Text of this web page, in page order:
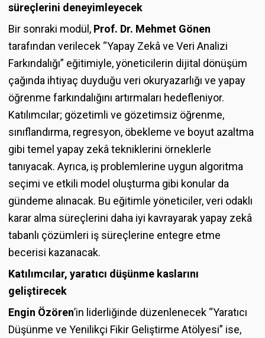
süreçlerini deneyimleyecek
Bir sonraki modül, Prof. Dr. Mehmet Gönen
tarafından verilecek “Yapay Zekâ ve Veri Analizi
Farkındalığı” eğitimiyle, yöneticilerin dijital dönüşüm
çağında ihtiyaç duyduğu veri okuryazarlığı ve yapay
öğrenme farkındalığını artırmaları hedefleniyor.
Katılımcılar; gözetimli ve gözetimsiz öğrenme,
sınıflandırma, regresyon, öbekleme ve boyut azaltma
gibi temel yapay zekâ tekniklerini örneklerle
tanıyacak. Ayrıca, iş problemlerine uygun algoritma
seçimi ve etkili model oluşturma gibi konular da
gündeme alınacak. Bu eğitimle yöneticiler, veri odaklı
karar alma süreçlerini daha iyi kavrayarak yapay zekâ
tabanlı çözümleri iş süreçlerine entegre etme
becerisi kazanacak.
Katılımcılar, yaratıcı düşünme kaslarını
geliştirecek
Engin Özören’in liderliğinde düzenlenecek “Yaratıcı
Düşünme ve Yenilikçi Fikir Geliştirme Atölyesi” ise,